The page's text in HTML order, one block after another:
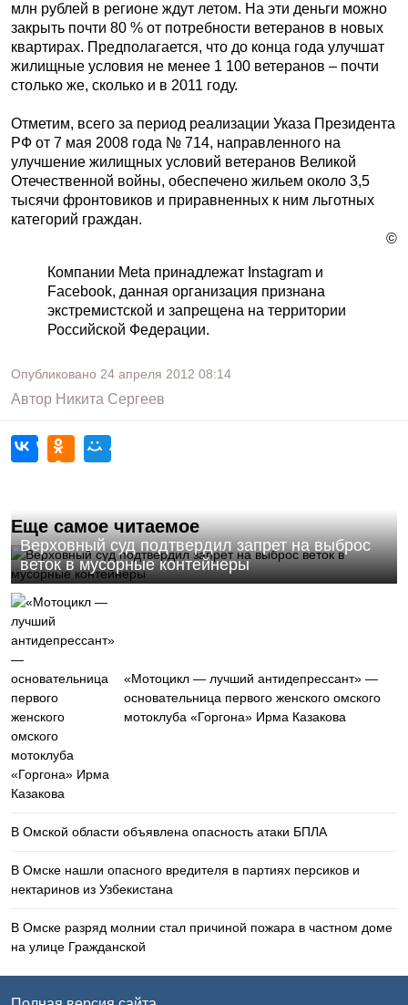
млн рублей в регионе ждут летом. На эти деньги можно
закрыть почти 80 % от потребности ветеранов в новых
квартирах. Предполагается, что до конца года улучшат
жилищные условия не менее 1 100 ветеранов – почти
столько же, сколько и в 2011 году.
Отметим, всего за период реализации Указа Президента
РФ от 7 мая 2008 года № 714, направленного на
улучшение жилищных условий ветеранов Великой
Отечественной войны, обеспечено жильем около 3,5
тысячи фронтовиков и приравненных к ним льготных
категорий граждан.
©
Компании Meta принадлежат Instagram и
Facebook, данная организация признана
экстремистской и запрещена на территории
Российской Федерации.
Опубликовано 24 апреля 2012 08:14
Автор Никита Сергеев
Еще самое читаемое
Верховный суд подтвердил запрет на выброс
веток в мусорные контейнеры
«Мотоцикл — лучший антидепрессант» —
основательница первого женского омского
мотоклуба «Горгона» Ирма Казакова
В Омской области объявлена опасность атаки БПЛА
В Омске нашли опасного вредителя в партиях персиков и
нектаринов из Узбекистана
В Омске разряд молнии стал причиной пожара в частном доме
на улице Гражданской